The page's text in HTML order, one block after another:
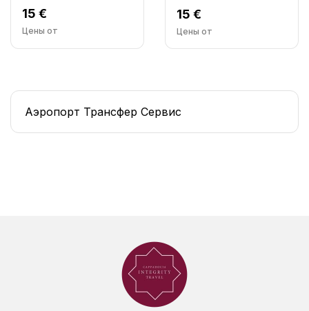
15 €
Цены от
15 €
Цены от
Аэропорт Трансфер Сервис